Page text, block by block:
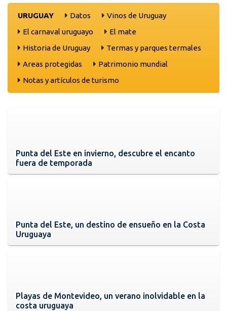
URUGUAY Datos
Vinos de Uruguay
El carnaval uruguayo
El mate
Historia de Uruguay
Termas y parques termales
Areas protegidas
Patrimonio mundial
Notas y artículos de turismo
Punta del Este en invierno, descubre el encanto
fuera de temporada
Punta del Este, un destino de ensueño en la Costa
Uruguaya
Playas de Montevideo, un verano inolvidable en la
costa uruguaya